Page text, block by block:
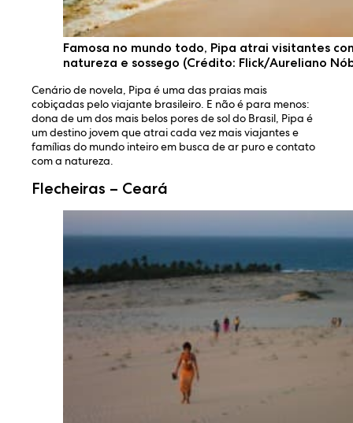
Famosa no mundo todo, Pipa atrai visitantes
natureza e sossego (Crédito: Flick/Aureliano
Cenário de novela, Pipa é uma das praias mais
cobiçadas pelo viajante brasileiro. E não é para menos:
dona de um dos mais belos pores de sol do Brasil, Pipa é
um destino jovem que atrai cada vez mais viajantes e
famílias do mundo inteiro em busca de ar puro e contato
com a natureza.
Flecheiras – Ceará